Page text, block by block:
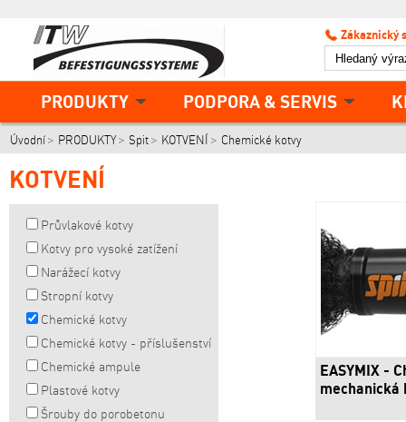
PRODUKTY PODPORA & SERVIS
Zákaznický
Úvodní PRODUKTY Spit KOTVENÍ Chemické kotvy
KOTVENÍ
Průvlakové kotvy
Kotvy pro vysoké zatížení
Narážecí kotvy
Stropní kotvy
Chemické kotvy
Chemické kotvy - příslušenství
Chemické ampule
Plastové kotvy
Šrouby do porobetonu
EASYMIX -
mechanická